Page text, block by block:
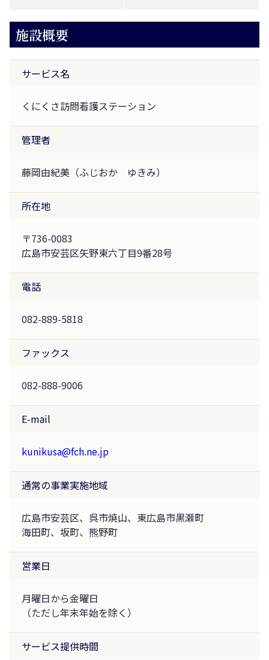
施設概要
サービス名
くにくさ訪問看護ステーション
管理者
藤岡由紀美（ふじおか ゆきみ）
所在地
〒736-0083
広島市安芸区矢野東六丁目9番28号
電話
082-889-5818
ファックス
082-888-9006
E-mail
kunikusa@fch.ne.jp
通常の事業実施地域
広島市安芸区、呉市焼山、東広島市黒瀬町
海田町、坂町、熊野町
営業日
月曜日から金曜日
（ただし年末年始を除く）
サービス提供時間